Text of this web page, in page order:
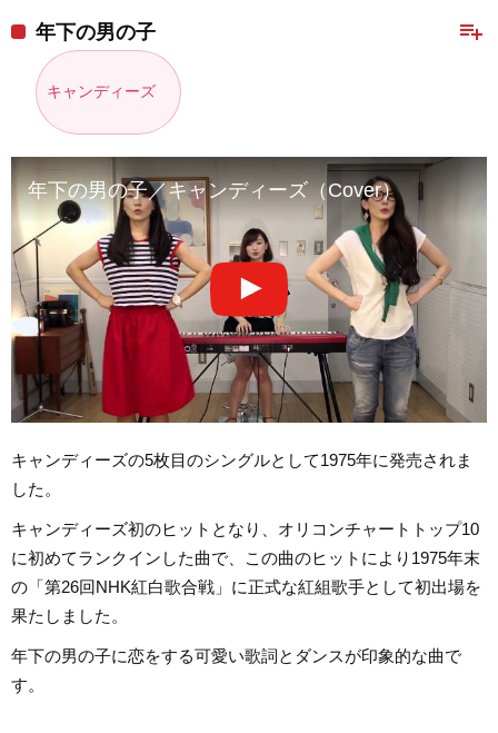
playlist_add
年下の男の子
キャンディーズ
年下の男の子／キャンディーズ（Cover）
キャンディーズの5枚目のシングルとして1975年に発売されま
した。
キャンディーズ初のヒットとなり、オリコンチャートトップ10
に初めてランクインした曲で、この曲のヒットにより1975年末
の「第26回NHK紅白歌合戦」に正式な紅組歌手として初出場を
果たしました。
年下の男の子に恋をする可愛い歌詞とダンスが印象的な曲で
す。